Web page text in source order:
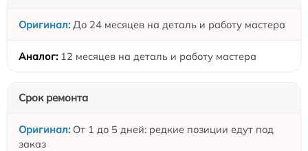
До 24 месяцев на деталь и работу мастера
12 месяцев на деталь и работу мастера
Срок ремонта
От 1 до 5 дней: редкие позиции едут под
заказ